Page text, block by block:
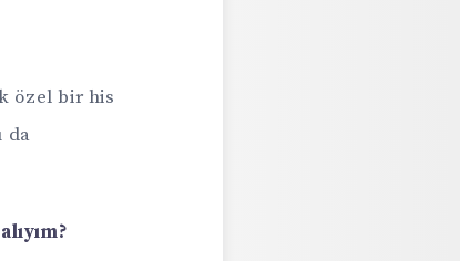
özel bir his
da